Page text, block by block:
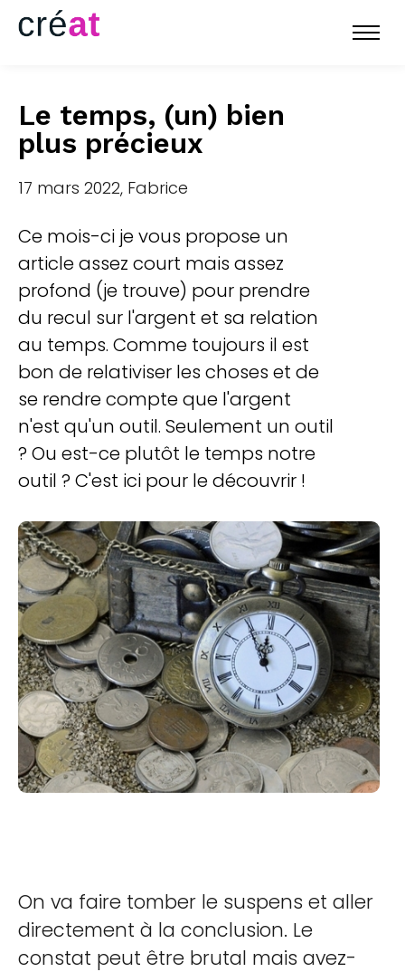
Le temps, (un) bien
plus précieux
17 mars 2022, Fabrice
Ce mois-ci je vous propose un
article assez court mais assez
profond (je trouve) pour prendre
du recul sur l'argent et sa relation
au temps. Comme toujours il est
bon de relativiser les choses et de
se rendre compte que l'argent
n'est qu'un outil. Seulement un outil
? Ou est-ce plutôt le temps notre
outil ? C'est ici pour le découvrir !
On va faire tomber le suspens et aller
directement à la conclusion. Le
constat peut être brutal mais avez-